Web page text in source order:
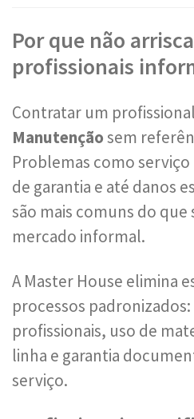
Por que não
profissionais
Contratar um
Manutençãosem
Problemas como
de garantia e até danos
são mais comuns do que
mercado informal.
A Master House elimina
processos
profissionais, uso de
linha e garantia
serviço.